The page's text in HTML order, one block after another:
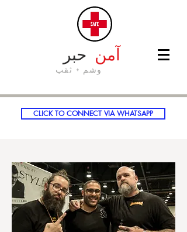
آمن حبر
وشم + ثقب
CLICK TO CONNECT VIA WHATSAPP